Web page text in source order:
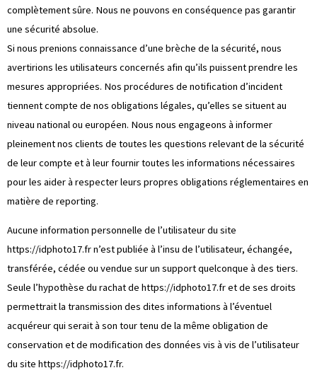
complètement sûre. Nous ne pouvons en conséquence pas garantir
une sécurité absolue.
Si nous prenions connaissance d’une brèche de la sécurité, nous
avertirions les utilisateurs concernés afin qu’ils puissent prendre les
mesures appropriées. Nos procédures de notification d’incident
tiennent compte de nos obligations légales, qu’elles se situent au
niveau national ou européen. Nous nous engageons à informer
pleinement nos clients de toutes les questions relevant de la sécurité
de leur compte et à leur fournir toutes les informations nécessaires
pour les aider à respecter leurs propres obligations réglementaires en
matière de reporting.
Aucune information personnelle de l’utilisateur du site
https://idphoto17.frn’est publiée à l’insu de l’utilisateur, échangée,
transférée, cédée ou vendue sur un support quelconque à des tiers.
Seule l’hypothèse du rachat de https://idphoto17.fret de ses droits
permettrait la transmission des dites informations à l’éventuel
acquéreur qui serait à son tour tenu de la même obligation de
conservation et de modification des données vis à vis de l’utilisateur
du site https://idphoto17.fr.